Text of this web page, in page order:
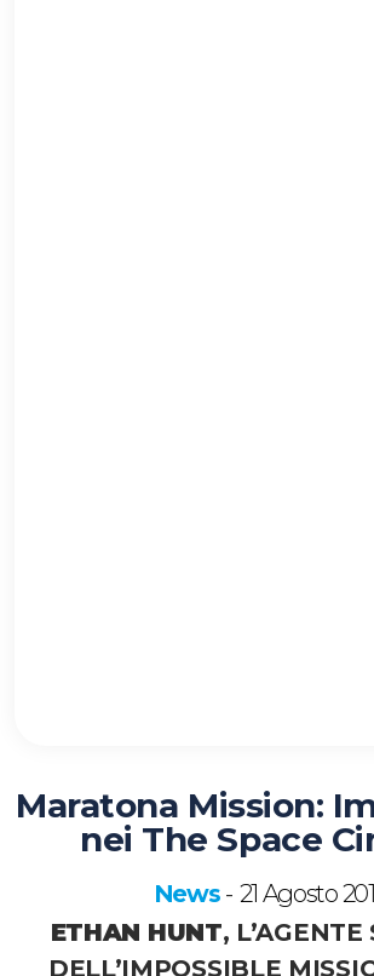
Maratona Mission:
nei The Space
News - 21 Agosto
ETHAN HUNT, L’AGENTE
DELL’IMPOSSIBLE